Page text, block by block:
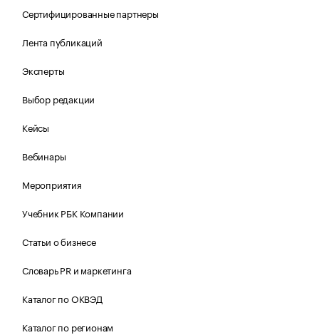
Сертифицированные партнеры
Лента публикаций
Эксперты
Выбор редакции
Кейсы
Вебинары
Мероприятия
Учебник РБК Компании
Статьи о бизнесе
Словарь PR и маркетинга
Каталог по ОКВЭД
Каталог по регионам